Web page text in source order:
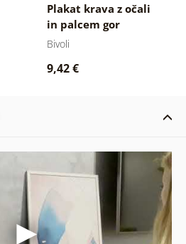
Plakat krava z očali
in palcem gor
Bivoli
9,42 €